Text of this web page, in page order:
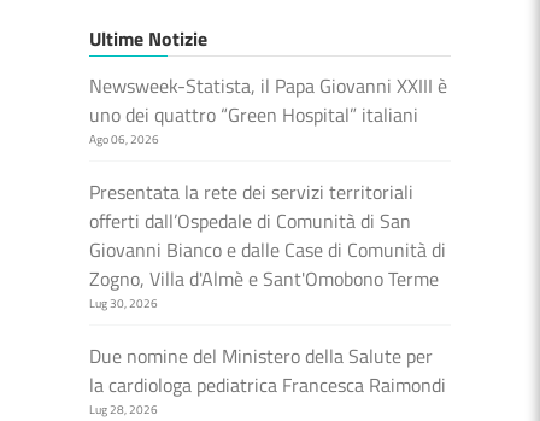
Ultime Notizie
Newsweek-Statista, il Papa Giovanni XXIII è
uno dei quattro “Green Hospital” italiani
Ago 06, 2026
Presentata la rete dei servizi territoriali
offerti dall’Ospedale di Comunità di San
Giovanni Bianco e dalle Case di Comunità di
Zogno, Villa d'Almè e Sant'Omobono Terme
Lug 30, 2026
Due nomine del Ministero della Salute per
la cardiologa pediatrica Francesca Raimondi
Lug 28, 2026